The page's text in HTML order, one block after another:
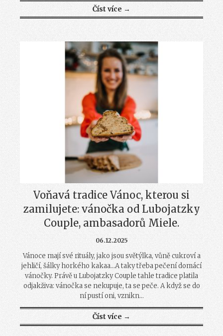
Číst více →
Voňavá tradice Vánoc, kterou si
zamilujete: vánočka od Lubojatzky
Couple, ambasadorů Miele.
06.12.2025
Vánoce mají své rituály, jako jsou světýlka, vůně cukroví a
jehličí, šálky horkého kakaa…A taky třeba pečení domácí
vánočky. Právě u Lubojatzky Couple tahle tradice platila
odjakživa: vánočka se nekupuje, ta se peče. A když se do
ní pustí oni, vznikn...
Číst více →